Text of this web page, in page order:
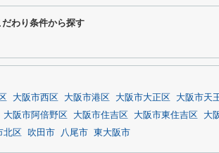
わり条件から探す
大阪市西区 大阪市港区 大阪市大正区 大阪市天
大阪市阿倍野区 大阪市住吉区 大阪市東住吉区 大
北区 吹田市 八尾市 東大阪市